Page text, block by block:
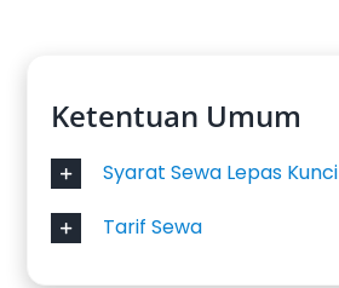
Ketentuan Umum
Syarat Sewa Lepas Kunci
Tarif Sewa